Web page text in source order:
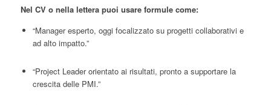
Nel CV o nella lettera puoi usare formule come:
“Manager esperto, oggi focalizzato su progetti collaborativi e
ad alto impatto.”
“Project Leader orientato ai risultati, pronto a supportare la
crescita delle PMI.”